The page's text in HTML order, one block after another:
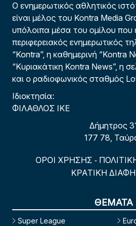
Ο ενημερωτικός αθλητικός
είναι μέλος του Kontra Media
υπόλοιπα μέσα του ομίλου που
περιφερειακός ενημερωτικός
“Kontra”, η καθημερινή “Kontra
“Κυριακάτικη Kontra News”, η
και ο ραδιοφωνικός σταθμός
Ιδιοκτησία:
ΦΙΛΑΘΛΟΣ ΙΚΕ
Δήμητρος
177 78,
ΟΡΟΙ ΧΡΗΣΗΣ -
ΚΡΑΤΙΚΗ
ΘΕΜΑΤΑ
Super League